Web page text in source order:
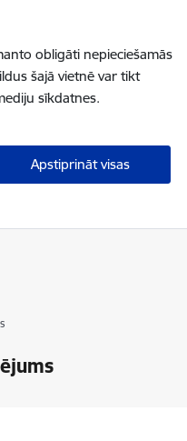
obligāti nepieciešamās
šajā vietnē var tikt
sīkdatnes.
Apstiprināt visas